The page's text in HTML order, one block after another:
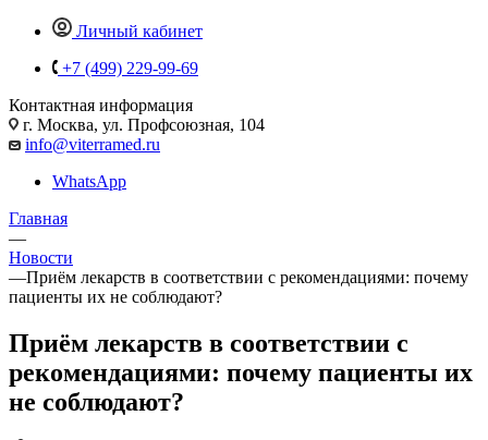
Личный кабинет
+7 (499) 229-99-69
Контактная информация
г. Москва, ул. Профсоюзная, 104
info@viterramed.ru
WhatsApp
Главная
—
Новости
—Приём лекарств в соответствии с рекомендациями: почему
пациенты их не соблюдают?
Приём лекарств в соответствии с
рекомендациями: почему пациенты их
не соблюдают?